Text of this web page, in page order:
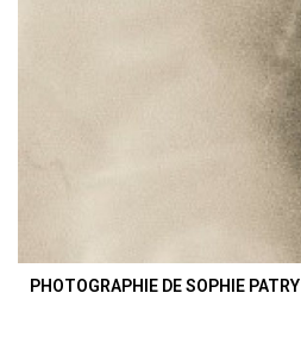
PHOTOGRAPHIE DE SOPHIE PATRY